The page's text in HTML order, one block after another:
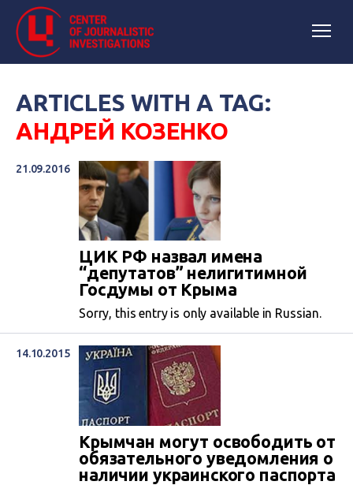
ARTICLES WITH A TAG:
АНДРЕЙ КОЗЕНКО
21.09.2016
ЦИК РФ назвал имена
“депутатов” нелигитимной
Госдумы от Крыма
Sorry, this entry is only available in Russian.
14.10.2015
Крымчан могут освободить от
обязательного уведомления о
наличии украинского паспорта